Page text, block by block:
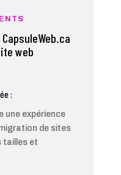
web
:
une expérience
de sites
tailles et